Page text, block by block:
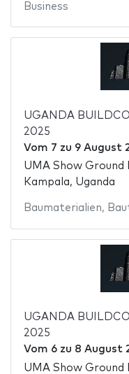
Business
UGANDA
2025
Vom 7 zu 9 August
UMA Show Ground
Kampala, Uganda
Baumaterialien,
UGANDA
2025
Vom 6zu 8 August
UMA Show Ground